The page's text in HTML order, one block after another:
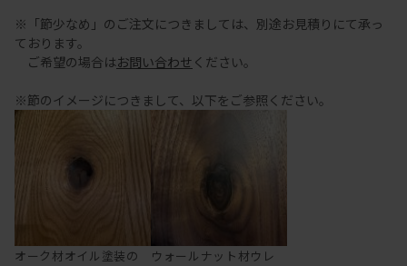
※「節少なめ」のご注文につきましては、別途お見積りにて承っ
ております。
ご希望の場合はお問い合わせ ください。
※節のイメージにつきまして、以下をご参照ください。
オーク材オイル塗装の
ウォールナット材ウレ